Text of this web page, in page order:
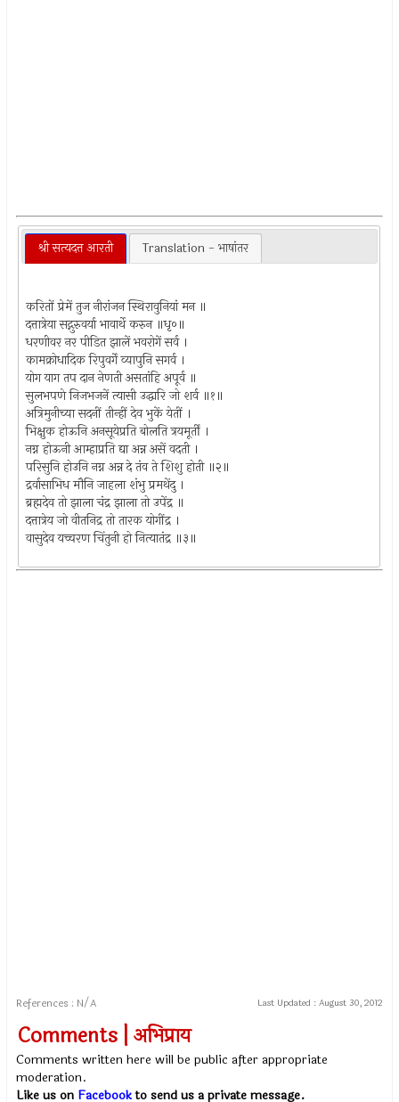
श्री सत्यदत्त आरती Translation - भाषांतर
करितों प्रेमें तुज नीरांजन स्थिरावुनियां मन ॥
दत्तात्रेया सद्गुरुवर्या भावार्थे करुन ॥धृ०॥
धरणीवर नर पीडित झालें भवरोगें सर्व ।
कामक्रोधादिक रिपुवर्गें व्यापुनि सगर्व ।
योग याग तप दान नेणती असतांहि अपूर्व ॥
सुलभपणे निजभजनें त्यासी उद्धारि जो शर्व ॥१॥
अत्रिमुनीच्या सदनीं तीन्हीं देव भुकें येतीं ।
भिक्षुक होऊनि अनसूयेप्रति बोलति त्रयमूर्तीं ।
नग्न होऊनी आम्हाप्रति द्या अन्न असें वदती ।
परिसुनि होउनि नग्न अन्न दे तंव ते शिशु होती ॥२॥
द्रर्वासाभिध मौनि जाहला शंभु प्रमथेंदु ।
ब्रह्मदेव तो झाला चंद्र झाला तो उपेंद्र ॥
दत्तात्रेय जो वीतनिद्र तो तारक योगींद्र ।
वासुदेव यच्चरण चिंतुनी हो नित्यातंद्र ॥३॥
References : N/A Last Updated : August 30, 2012
Comments | अभिप्राय
Comments written here will be public after appropriate
moderation.
Like us on Facebookto send us a private message.